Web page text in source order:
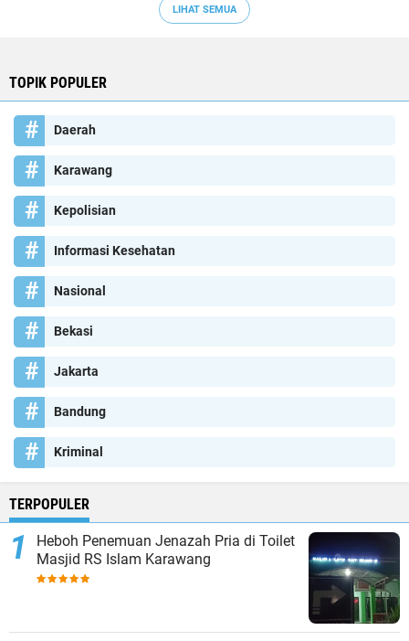
LIHAT SEMUA
TOPIK POPULER
Daerah
Karawang
Kepolisian
Informasi Kesehatan
Nasional
Bekasi
Jakarta
Bandung
Kriminal
TERPOPULER
Heboh Penemuan Jenazah Pria di Toilet
Masjid RS Islam Karawang